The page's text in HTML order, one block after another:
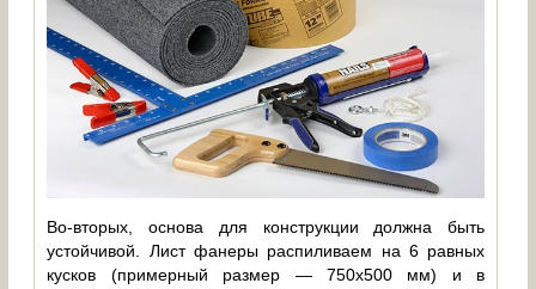
Во-вторых, основа для конструкции должна быть
устойчивой. Лист фанеры распиливаем на 6 равных
кусков (примерный размер — 750х500 мм) и в